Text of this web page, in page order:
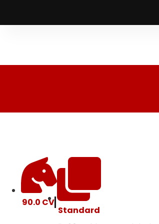
90.0 CV
Standard